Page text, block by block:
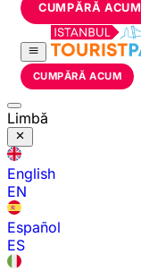
CUMPĂRĂ ACUM
CUMPĂRĂ ACUM
Limbă
English
EN
Español
ES